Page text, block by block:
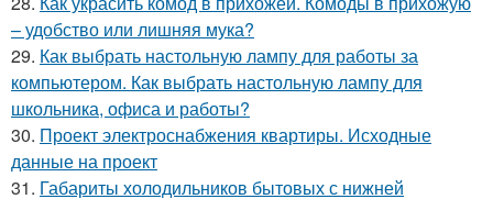
– удобство или лишняя мука?
29. Как выбрать настольную лампу для работы за
компьютером. Как выбрать настольную лампу для
школьника, офиса и работы?
30. Проект электроснабжения квартиры. Исходные
данные на проект
31. Габариты холодильников бытовых с нижней